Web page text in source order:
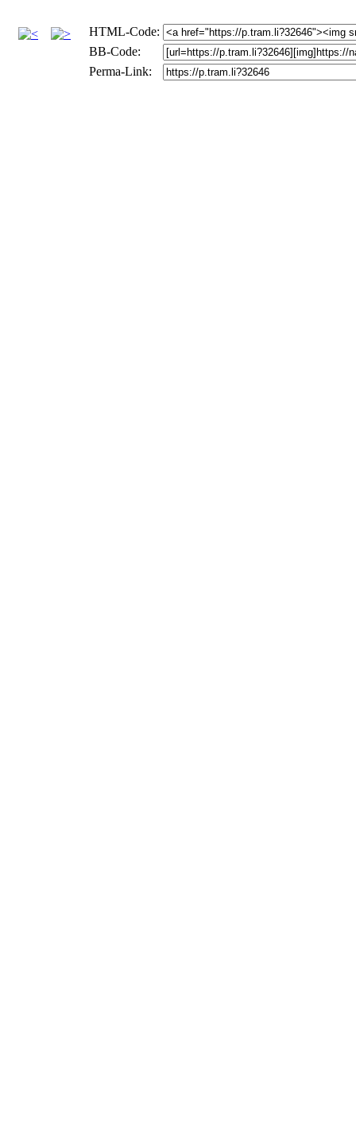
HTML-Code:
BB-Code:
Perma-Link: